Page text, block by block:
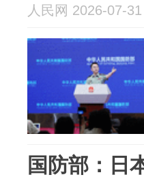
人民网 2026-07-31
国防部：日